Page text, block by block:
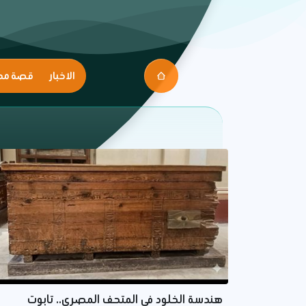
الاخبار قصة
هندسة الخلود في المتحف المصري.. تابوت